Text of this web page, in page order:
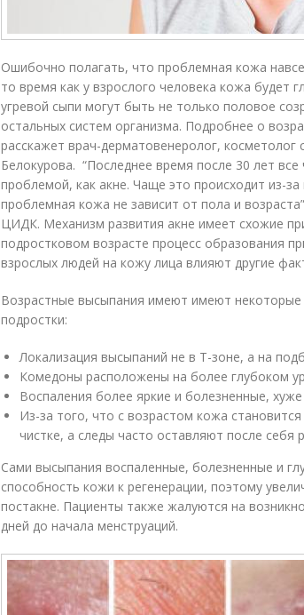
Ошибочно полагать, что проблемная кожа
то время как у взрослого человека кожа будет
угревой сыпи могут быть не только половое
остальных систем организма. Подробнее о
расскажет врач-дерматовенеролог, косметолог
Белокурова. “Последнее время после 30 лет
проблемой, как акне. Чаще это происходит из-
проблемная кожа не зависит от пола и
ЦИДК. Механизм развития акне имеет схожие
подростковом возрасте процесс образования
взрослых людей на кожу лица влияют другие
Возрастные высыпания имеют имеют некоторые
подростки:
Локализация высыпаний не в Т-зоне, а на
Комедоны расположены на более глубоком
Воспаления более яркие и болезненные,
Из-за того, что с возрастом кожа
чистке, а следы часто оставляют после себя
Сами высыпания воспаленные, болезненные и
способность кожи к регенерации, поэтому
постакне. Пациенты также жалуются на
дней до начала менструаций.